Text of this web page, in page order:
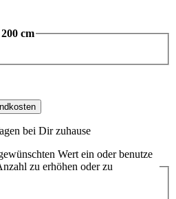
cm
bei Dir zuhause
Wert ein oder benutze
zu erhöhen oder zu